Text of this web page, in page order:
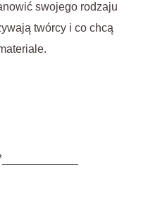
swojego rodzaju
twórcy i co chcą